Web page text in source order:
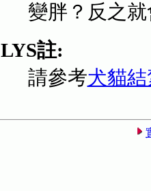
變胖？反之
LYS註:
請參考犬貓結